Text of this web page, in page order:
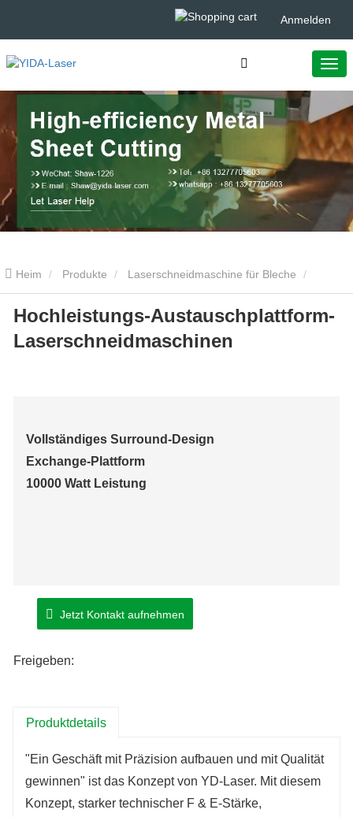
Anmelden
Heim Produkte Laserschneidmaschine für Bleche
Hochleistungs-Austauschplattform-Laserschneidmaschinen
Hochleistungs-Austauschplattform-
Laserschneidmaschinen
Vollständiges Surround-Design
Exchange-Plattform
10000 Watt Leistung
Jetzt Kontakt aufnehmen
Freigeben:
Produktdetails
"Ein Geschäft mit Präzision aufbauen und mit Qualität
gewinnen" ist das Konzept von YD-Laser. Mit diesem
Konzept, starker technischer F & E-Stärke,